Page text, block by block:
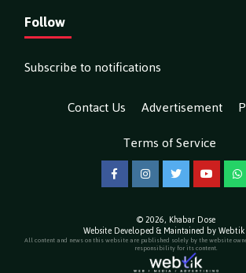
Follow
Subscribe to notifications
Contact Us
Advertisement
Terms of Service
FacebookInstagramTwitterYouTube
© 2026, Khabar Dose
Website Developed & Maintained by
All content and news on this website are published solely by the website
responsibility for its content.